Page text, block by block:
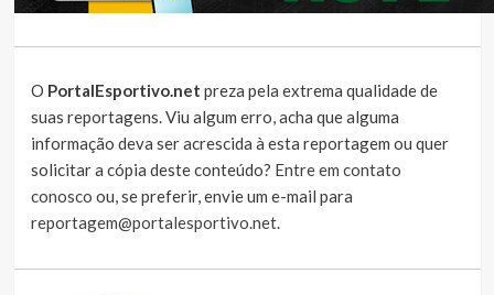
O PortalEsportivo.net preza pela extrema qualidade de
suas reportagens. Viu algum erro, acha que alguma
informação deva ser acrescida à esta reportagem ou quer
solicitar a cópia deste conteúdo? Entre em contato
conosco ou, se preferir, envie um e-mail para
reportagem@portalesportivo.net.